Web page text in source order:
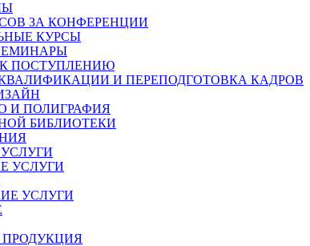
ЗА КОНФЕРЕНЦИИ
КУРСЫ
ПОСТУПЛЕНИЮ
И ПЕРЕПОДГОТОВКА КАДРОВ
И ПОЛИГРАФИЯ
БИБЛИОТЕКИ
УСЛУГИ
УСЛУГИ